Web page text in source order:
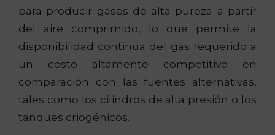
para producir gases de alta pureza a partir
del aire comprimido, lo que permite la
disponibilidad continua del gas requerido a
un costo altamente competitivo en
comparación con las fuentes alternativas,
tales como los cilindros de alta presión o los
tanques criogénicos.